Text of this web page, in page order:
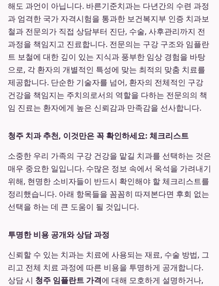
해도 과언이 아닙니다. 바른기준치과는 다년간의 수련 과정
과 엄격한 국가 자격시험을 통과한 보건복지부 인증 치과보
철과 전문의가 직접 상담부터 진단, 수술, 사후관리까지 전
과정을 책임지고 진료합니다. 전문의는 구강 구조와 임플란
트 보철에 대한 깊이 있는 지식과 풍부한 임상 경험을 바탕
으로, 각 환자의 개별적인 특성에 맞는 최적의 맞춤 치료를
제공합니다. 단순한 기술자를 넘어, 환자의 전체적인 구강
건강을 책임지는 주치의로서의 역할을 다하는 전문의의 책
임 진료는 환자에게 높은 신뢰감과 만족감을 선사합니다.
청주 치과 추천, 이것만은 꼭 확인하세요: 체크리스트
소중한 우리 가족의 구강 건강을 맡길 치과를 선택하는 것은
매우 중요한 일입니다. 수많은 정보 속에서 옥석을 가려내기
위해, 현명한 소비자들이 반드시 확인해야 할 체크리스트를
정리했습니다. 아래 항목들을 꼼꼼히 따져본다면 후회 없는
선택을 하는 데 큰 도움이 될 것입니다.
투명한 비용 공개와 상담 과정
신뢰할 수 있는 치과는 치료에 사용되는 재료, 수술 방법, 그
리고 전체 치료 과정에 따른 비용을 투명하게 공개합니다.
상담 시 청주 임플란트 가격에 대해 모호하게 설명하거나,